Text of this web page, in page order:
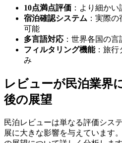
10点満点評価 ：より細か
宿泊確認システム ：実際
可能
多言語対応 ：世界各国の
フィルタリング機能：旅行
み
レビューが民泊業界
後の展望
民泊レビューは単なる評価シス
展に大きな影響を与えています